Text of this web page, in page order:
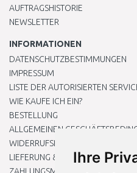
Ihre
AUFTRAGSHISTORIE
NEWSLETTER
INFORMATIONEN
DATENSCHUTZBESTIMMUNGEN
IMPRESSUM
LISTE DER AUTORISIERTEN
WIE KAUFE ICH EIN?
BESTELLUNG
ALLGEMEINEN
WIDERRUFSRECHT
LIEFERUNG & ZAHLUNG